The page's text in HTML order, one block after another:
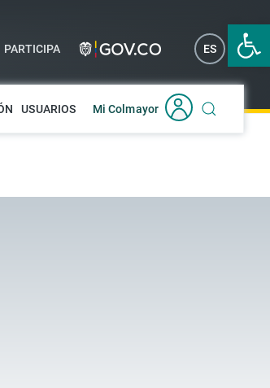
Abrir
PARTICIPA ES EN
USUARIOS Mi Colmayor